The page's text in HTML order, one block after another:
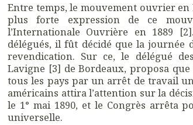
Entre temps, le mouvement ouvrier en
plus forte expression de ce
l’Internationale Ouvrière en 1889
délégués, il fût décidé que la journée
revendication. Sur ce, le délégué
Lavigne [3] de Bordeaux, proposa
tous les pays par un arrêt de travail
américains attira l’attention sur la
le 1° mai 1890, et le Congrès arrêta
universelle.